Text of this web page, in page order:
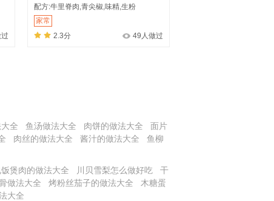
配方:牛里脊肉,青尖椒,味精,生粉
家常
2.3分
49人做过
全 鱼汤做法大全 肉饼的做法大全
面片
肉丝的做法大全 酱汁的做法大全
鱼柳
饭煲肉的做法大全 川贝雪梨怎么做好吃
干
做法大全 烤粉丝茄子的做法大全
木糖蛋
大全